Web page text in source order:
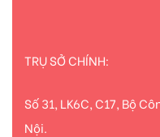
TRỤ SỞ CHÍNH:
Số 31, LK6C, C17, Bộ
Nội.